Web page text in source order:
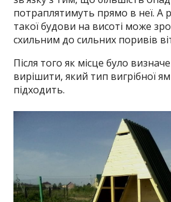
потраплятимуть прямо в неї. А
такої будови на висоті може
схильним до сильних поривів
Після того як місце було
вирішити, який тип вигрібної
підходить.